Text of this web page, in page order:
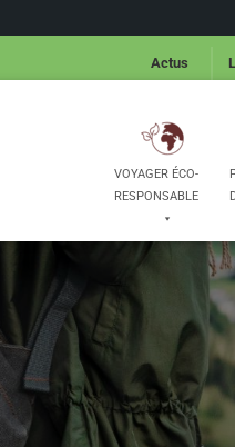
Actus
VOYAGER ÉCO-
RESPONSABLE